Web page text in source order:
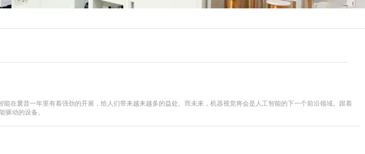
在曩昔一年里有着强劲的开展，给人们带来越来越多的益处。而未来，机器视觉将会是人工智能的下一个前沿领域。跟着
动的设备。